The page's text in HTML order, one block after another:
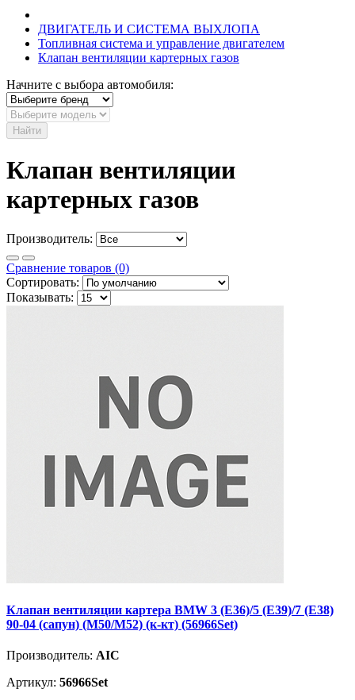
ДВИГАТЕЛЬ И СИСТЕМА ВЫХЛОПА
Топливная система и управление двигателем
Клапан вентиляции картерных газов
Начните с выбора автомобиля:
Найти
Клапан вентиляции
картерных газов
Производитель:
Сравнение товаров (0)
Сортировать:
Показывать:
Клапан вентиляции картера BMW 3 (E36)/5 (E39)/7 (E38)
90-04 (сапун) (M50/M52) (к-кт) (56966Set)
Производитель: AIC
Артикул: 56966Set